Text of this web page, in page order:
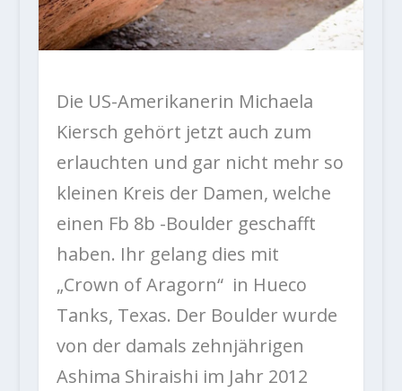
Die US-Amerikanerin Michaela
Kiersch gehört jetzt auch zum
erlauchten und gar nicht mehr so
kleinen Kreis der Damen, welche
einen Fb 8b -Boulder geschafft
haben. Ihr gelang dies mit
„Crown of Aragorn“ in Hueco
Tanks, Texas. Der Boulder wurde
von der damals zehnjährigen
Ashima Shiraishi im Jahr 2012